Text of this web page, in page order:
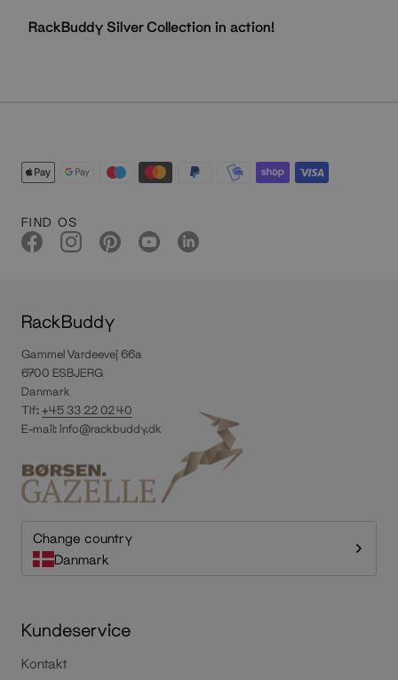
RackBuddy Silver Collection in action!
FIND OS
RackBuddy
Gammel Vardeevej 66a
6700 ESBJERG
Danmark
Tlf:+45 33 22 02 40
E-mail:info@rackbuddy.dk
Change country
Danmark
Kundeservice
Kontakt